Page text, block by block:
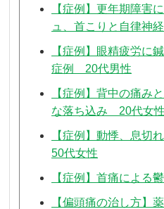
【症例】更年期障害
ュ、首こりと自律神
【症例】眼精疲労に
症例 20代男性
【症例】背中の痛み
な落ち込み 20代女性
【症例】動悸、息切
50代女性
【症例】首痛による
【偏頭痛の治し方】